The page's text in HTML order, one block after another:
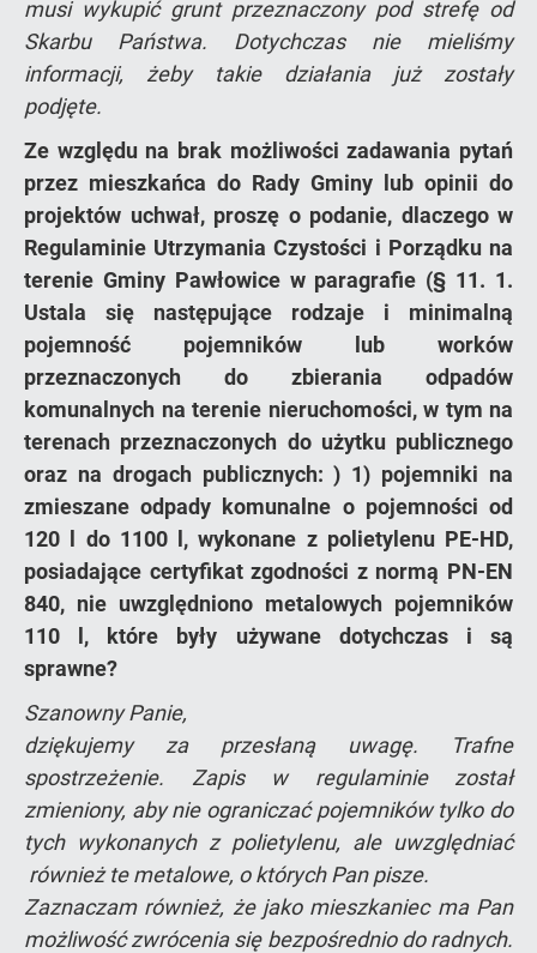
musi wykupić grunt przeznaczony pod strefę od
Skarbu Państwa. Dotychczas nie mieliśmy
informacji, żeby takie działania już zostały
podjęte.
Ze względu na brak możliwości zadawania pytań
przez mieszkańca do Rady Gminy lub opinii do
projektów uchwał, proszę o podanie, dlaczego w
Regulaminie Utrzymania Czystości i Porządku na
terenie Gminy Pawłowice w paragrafie (§ 11. 1.
Ustala się następujące rodzaje i minimalną
pojemność pojemników lub worków
przeznaczonych do zbierania odpadów
komunalnych na terenie nieruchomości, w tym na
terenach przeznaczonych do użytku publicznego
oraz na drogach publicznych: ) 1) pojemniki na
zmieszane odpady komunalne o pojemności od
120 l do 1100 l, wykonane z polietylenu PE-HD,
posiadające certyfikat zgodności z normą PN-EN
840, nie uwzględniono metalowych pojemników
110 l, które były używane dotychczas i są
sprawne?
Szanowny Panie,
dziękujemy za przesłaną uwagę. Trafne
spostrzeżenie. Zapis w regulaminie został
zmieniony, aby nie ograniczać pojemników tylko do
tych wykonanych z polietylenu, ale uwzględniać
również te metalowe, o których Pan pisze.
Zaznaczam również, że jako mieszkaniec ma Pan
możliwość zwrócenia się bezpośrednio do radnych.